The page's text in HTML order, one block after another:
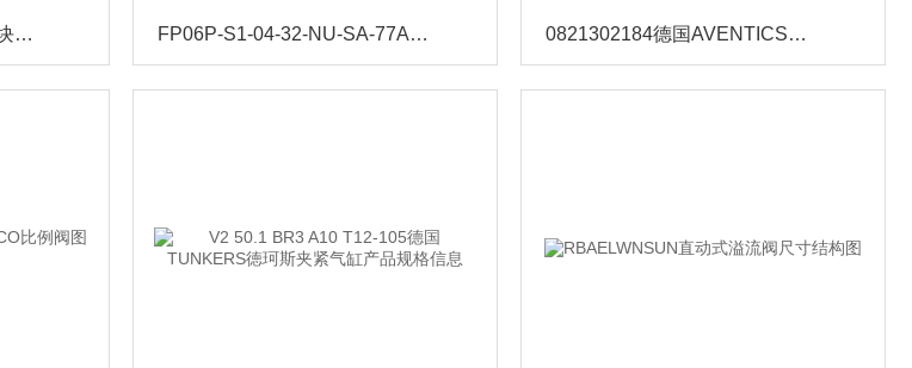
750-556WAGO模拟输出模块外形结构 FP06P-S1-04-32-NU-SA-77A百弗直动式电磁阀产品示意图 0821302184德国AVENTICS安沃驰气动阀设置